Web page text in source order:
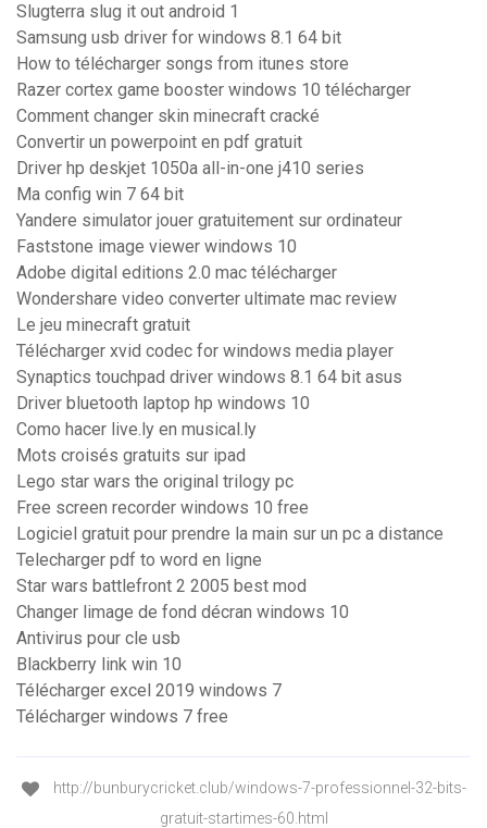
Slugterra slug it out android 1
Samsung usb driver for windows 8.1 64 bit
How to télécharger songs from itunes store
Razer cortex game booster windows 10 télécharger
Comment changer skin minecraft cracké
Convertir un powerpoint en pdf gratuit
Driver hp deskjet 1050a all-in-one j410 series
Ma config win 7 64 bit
Yandere simulator jouer gratuitement sur ordinateur
Faststone image viewer windows 10
Adobe digital editions 2.0 mac télécharger
Wondershare video converter ultimate mac review
Le jeu minecraft gratuit
Télécharger xvid codec for windows media player
Synaptics touchpad driver windows 8.1 64 bit asus
Driver bluetooth laptop hp windows 10
Como hacer live.ly en musical.ly
Mots croisés gratuits sur ipad
Lego star wars the original trilogy pc
Free screen recorder windows 10 free
Logiciel gratuit pour prendre la main sur un pc a distance
Telecharger pdf to word en ligne
Star wars battlefront 2 2005 best mod
Changer limage de fond décran windows 10
Antivirus pour cle usb
Blackberry link win 10
Télécharger excel 2019 windows 7
Télécharger windows 7 free
http://bunburycricket.club/windows-7-professionnel-32-bits-
gratuit-startimes-60.html